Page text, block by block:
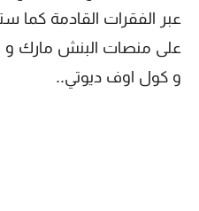
عبر الفقرات القادمة كما
على منصات البنش مارك و
و كول اوف ديوتي..